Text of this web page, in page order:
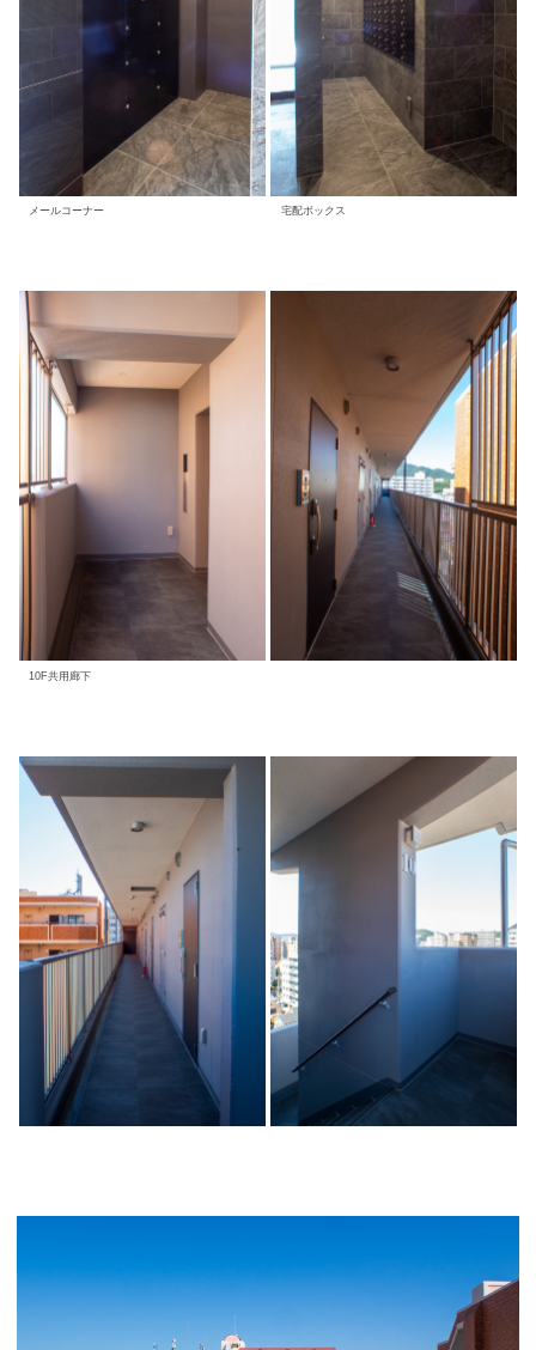
メールコーナー 宅配ボックス
10F共用廊下